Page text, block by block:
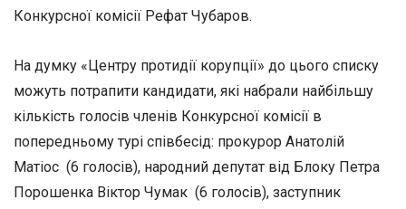
Конкурсної комісії Рефат Чубаров.
На думку «Центру протидії корупції» до цього списку
можуть потрапити кандидати, які набрали найбільшу
кількість голосів членів Конкурсної комісії в
попередньому турі співбесід: прокурор Анатолій
Матіос (6 голосів), народний депутат від Блоку Петра
Порошенка Віктор Чумак (6 голосів), заступник